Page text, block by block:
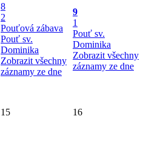
8
2
Pouťová zábava
Pouť sv.
Dominika
Zobrazit všechny
záznamy ze dne
9
1
Pouť sv.
Dominika
Zobrazit všechny
záznamy ze dne
15 16